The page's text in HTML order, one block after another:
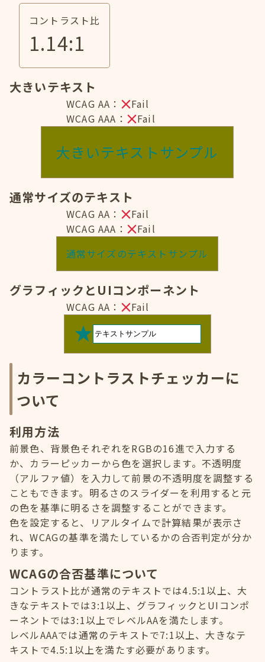
コントラスト比
1.14:1
大きいテキスト
WCAG AA：
Fail
WCAG AAA：
Fail
大きいテキストサンプル
通常サイズのテキスト
WCAG AA：
Fail
WCAG AAA：
Fail
通常サイズのテキストサンプル
グラフィックとUIコンポーネント
WCAG AA： Fail
カラーコントラストチェッカーに
ついて
利用方法
前景色、背景色それぞれをRGBの16進で入力する
か、カラーピッカーから色を選択します。不透明度
（アルファ値）を入力して前景の不透明度を調整する
こともできます。明るさのスライダーを利用すると元
の色を基準に明るさを調整することができます。
色を設定すると、リアルタイムで計算結果が表示さ
れ、WCAGの基準を満たしているかの合否判定が分か
ります。
WCAGの合否基準について
コントラスト比が通常のテキストでは4.5:1以上、大
きなテキストでは3:1以上、グラフィックとUIコンポ
ーネントでは3:1以上でレベルAAを満たします。
レベルAAAでは通常のテキストで7:1以上、大きなテ
キストで4.5:1以上を満たす必要があります。